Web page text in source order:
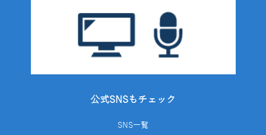
公式SNSもチェック
SNS一覧